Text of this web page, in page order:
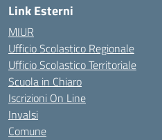
Link Esterni
MIUR
Ufficio Scolastico Regionale
Ufficio Scolastico Territoriale
Scuola in Chiaro
Iscrizioni On Line
Invalsi
Comune